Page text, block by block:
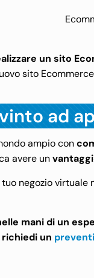
un sito
sito
ad
ampio con
avere un
tuo negozio virtuale
mani di un
un